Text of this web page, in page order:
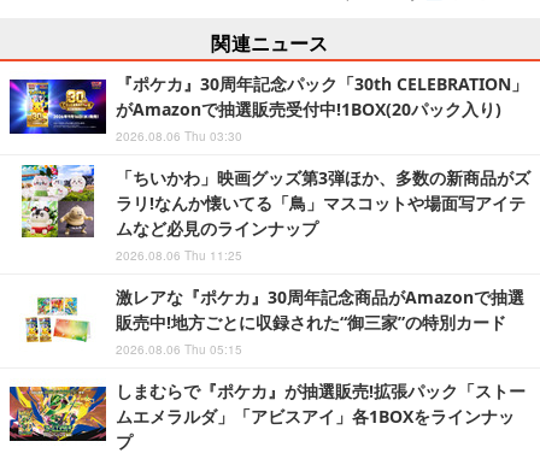
関連ニュース
『ポケカ』30周年記念パック「30th CELEBRATION」
がAmazonで抽選販売受付中!1BOX(20パック入り)
2026.08.06 Thu 03:30
「ちいかわ」映画グッズ第3弾ほか、多数の新商品がズ
ラリ!なんか懐いてる「鳥」マスコットや場面写アイテ
ムなど必見のラインナップ
2026.08.06 Thu 11:25
激レアな『ポケカ』30周年記念商品がAmazonで抽選
販売中!地方ごとに収録された“御三家”の特別カード
2026.08.06 Thu 05:15
しまむらで『ポケカ』が抽選販売!拡張パック「ストー
ムエメラルダ」「アビスアイ」各1BOXをラインナッ
プ